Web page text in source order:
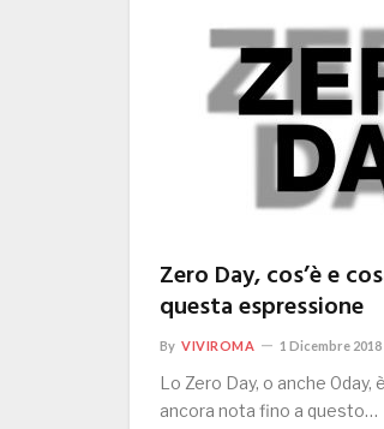
Zero Day, cos’è e
questa espressione
By VIVIROMA 1 Dicembre 2018
Lo Zero Day, o anche 0day,
ancora nota fino a questo…